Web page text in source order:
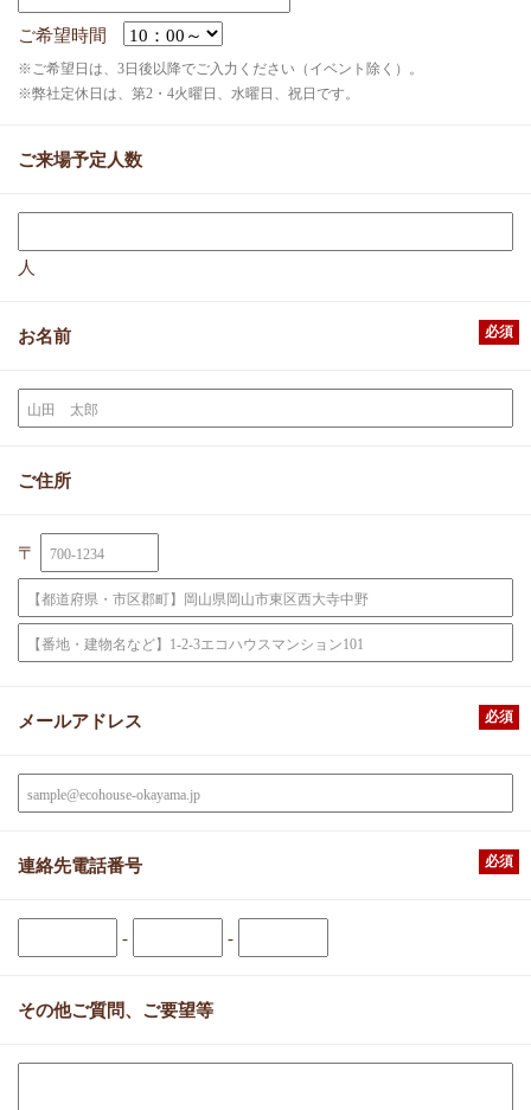
ご希望時間
※ご希望日は、3日後以降でご入力ください（イベント除く）。
※弊社定休日は、第2・4火曜日、水曜日、祝日です。
ご来場予定人数
人
お名前 必須
ご住所
〒
メールアドレス 必須
連絡先電話番号 必須
- -
その他ご質問、ご要望等